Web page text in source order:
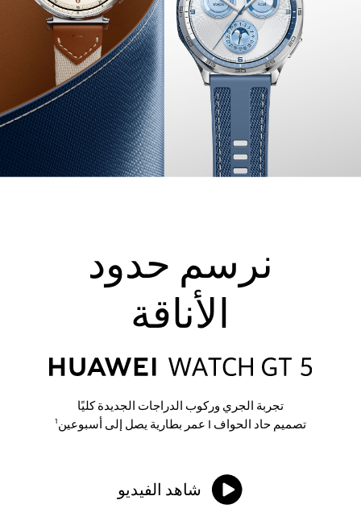
نرسم حدود
الأناقة
تجربة الجري وركوب الدراجات الجديدة كليًا
تصميم حاد الحواف | عمر بطارية يصل إلى أسبوعين1
شاهد الفيديو